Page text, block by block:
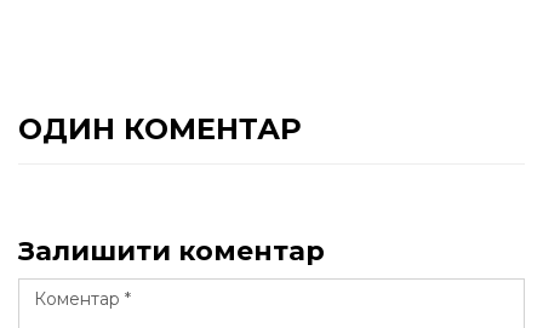
ОДИН КОМЕНТАР
Залишити коментар